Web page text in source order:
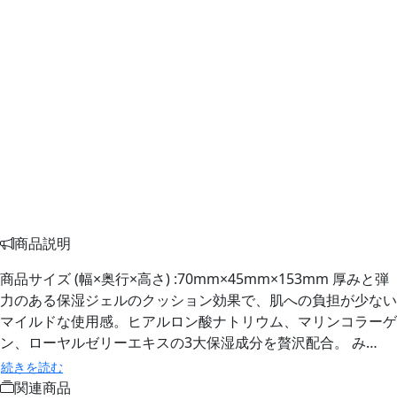
商品説明
商品サイズ (幅×奥行×高さ) :70mm×45mm×153mm 厚みと弾
力のある保湿ジェルのクッション効果で、肌への負担が少ない
マイルドな使用感。ヒアルロン酸ナトリウム、マリンコラーゲ
ン、ローヤルゼリーエキスの3大保湿成分を贅沢配合。 み…
続きを読む
関連商品